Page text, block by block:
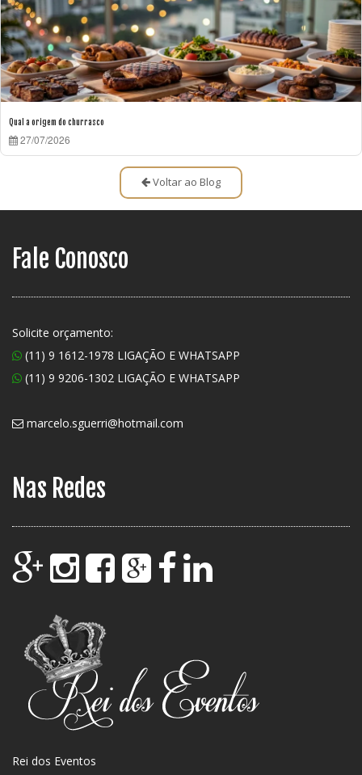
Qual a origem do churrasco
27/07/2026
Voltar ao Blog
Fale Conosco
Solicite orçamento:
(11) 9 1612-1978 LIGAÇÃO E WHATSAPP
(11) 9 9206-1302 LIGAÇÃO E WHATSAPP
marcelo.sguerri@hotmail.com
Nas Redes
Rei dos Eventos